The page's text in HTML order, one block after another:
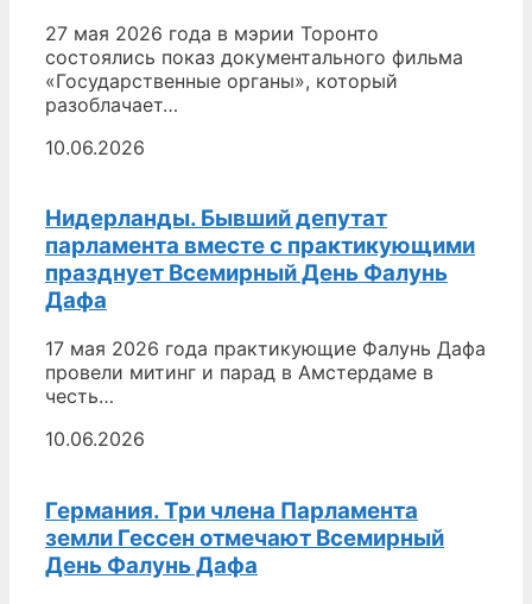
27 мая 2026 года в мэрии Торонто
состоялись показ документального фильма
«Государственные органы», который
разоблачает…
10.06.2026
Нидерланды. Бывший депутат
парламента вместе с практикующими
празднует Всемирный День Фалунь
Дафа
17 мая 2026 года практикующие Фалунь Дафа
провели митинг и парад в Амстердаме в
честь…
10.06.2026
Германия. Три члена Парламента
земли Гессен отмечают Всемирный
День Фалунь Дафа